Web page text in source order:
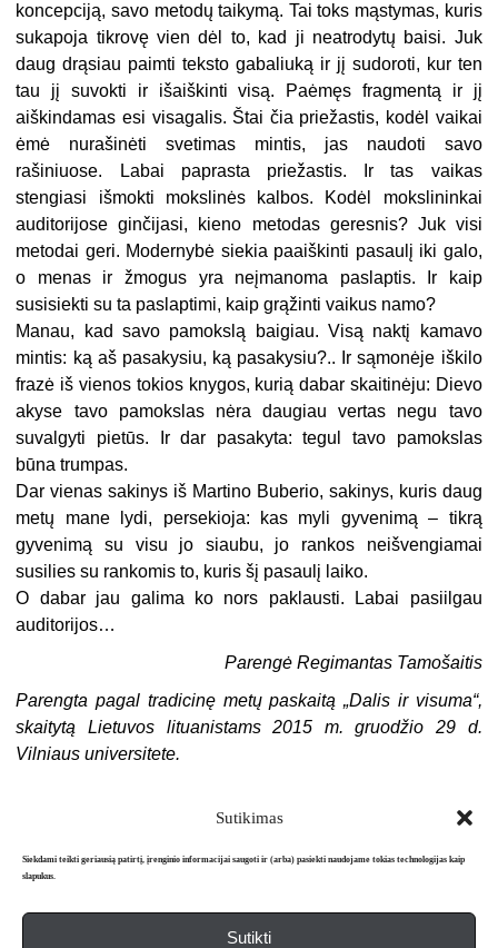
Sutikimas
Siekdami teikti geriausią patirtį, įrenginio informacijai saugoti ir (arba) pasiekti naudojame tokias technologijas kaip
slapukus.
Sutikti
koncepciją, savo metodų taikymą. Tai toks mąstymas, kuris
sukapoja tikrovę vien dėl to, kad ji neatrodytų baisi. Juk
daug drąsiau paimti teksto gabaliuką ir jį sudoroti, kur ten
tau jį suvokti ir išaiškinti visą. Paėmęs fragmentą ir jį
aiškindamas esi visagalis. Štai čia priežastis, kodėl vaikai
ėmė nurašinėti svetimas mintis, jas naudoti savo
rašiniuose. Labai paprasta priežastis. Ir tas vaikas
stengiasi išmokti mokslinės kalbos. Kodėl mokslininkai
auditorijose ginčijasi, kieno metodas geresnis? Juk visi
metodai geri. Modernybė siekia paaiškinti pasaulį iki galo,
o menas ir žmogus yra neįmanoma paslaptis. Ir kaip
susisiekti su ta paslaptimi, kaip grąžinti vaikus namo?
Manau, kad savo pamokslą baigiau. Visą naktį kamavo
mintis: ką aš pasakysiu, ką pasakysiu?.. Ir sąmonėje iškilo
frazė iš vienos tokios knygos, kurią dabar skaitinėju: Dievo
akyse tavo pamokslas nėra daugiau vertas negu tavo
suvalgyti pietūs. Ir dar pasakyta: tegul tavo pamokslas
būna trumpas.
Dar vienas sakinys iš Martino Buberio, sakinys, kuris daug
metų mane lydi, persekioja: kas myli gyvenimą – tikrą
gyvenimą su visu jo siaubu, jo rankos neišvengiamai
susilies su rankomis to, kuris šį pasaulį laiko.
O dabar jau galima ko nors paklausti. Labai pasiilgau
auditorijos…
Parengė Regimantas Tamošaitis
Parengta pagal tradicinę metų paskaitą „Dalis ir visuma“,
skaitytą Lietuvos lituanistams 2015 m. gruodžio 29 d.
Vilniaus universitete.